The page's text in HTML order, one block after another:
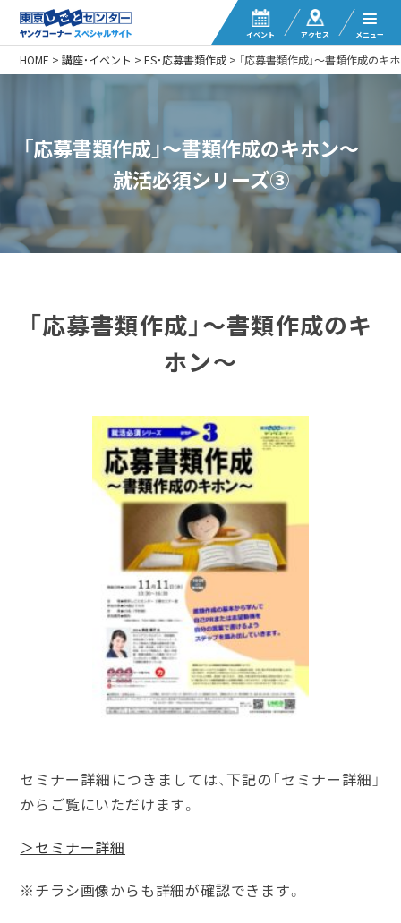
イベント アクセス メニュー
HOME >講座・イベント >ES・応募書類作成 > 「応募書類作成」～書類作成の
「応募書類作成」～書類作成のキホン～
就活必須シリーズ③
「応募書類作成」～書類作成のキ
ホン～
セミナー詳細につきましては、下記の「セミナー詳細」
からご覧にいただけます。
＞セミナー詳細
※チラシ画像からも詳細が確認できます。